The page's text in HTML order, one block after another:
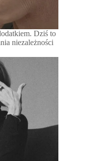
Dziś to
niezależności